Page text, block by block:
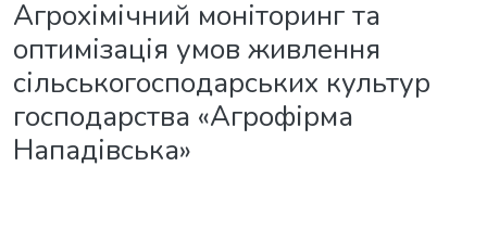
Агрохімічний моніторинг та
оптимізація умов живлення
сільськогосподарських культур
господарства «Агрофірма
Нападівська»